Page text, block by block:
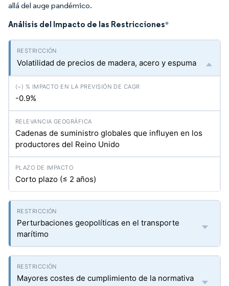
allá del auge pandémico.
Análisis del Impacto de las Restricciones*
Volatilidad de precios de madera, acero y espuma
-0.9%
Cadenas de suministro globales que influyen en los
productores del Reino Unido
Corto plazo (≤ 2 años)
Perturbaciones geopolíticas en el transporte
marítimo
Mayores costes de cumplimiento de la normativa